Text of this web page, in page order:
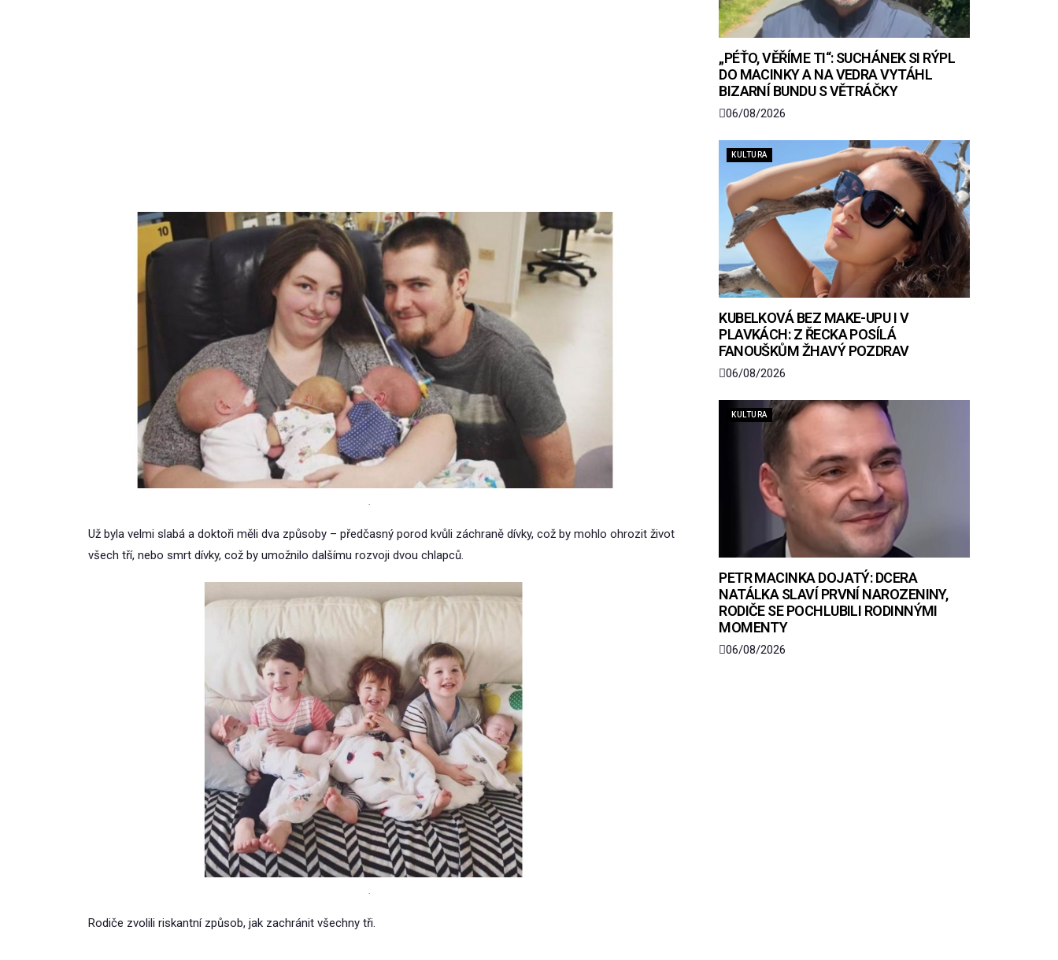
Už byla velmi slabá a doktoři měli dva způsoby – předčasný porod kvůli záchraně dívky, což by mohlo ohrozit život
všech tří, nebo smrt dívky, což by umožnilo dalšímu rozvoji dvou chlapců.
.
Rodiče zvolili riskantní způsob, jak zachránit všechny tři.
„PÉŤO, VĚŘÍME TI“: SUCHÁNEK SI RÝPL
DO MACINKY A NA VEDRA VYTÁHL
BIZARNÍ BUNDU S VĚTRÁČKY
06/08/2026
KULTURA
KUBELKOVÁ BEZ MAKE-UPU I V
PLAVKÁCH: Z ŘECKA POSÍLÁ
FANOUŠKŮM ŽHAVÝ POZDRAV
06/08/2026
KULTURA
PETR MACINKA DOJATÝ: DCERA
NATÁLKA SLAVÍ PRVNÍ NAROZENINY,
RODIČE SE POCHLUBILI RODINNÝMI
MOMENTY
06/08/2026